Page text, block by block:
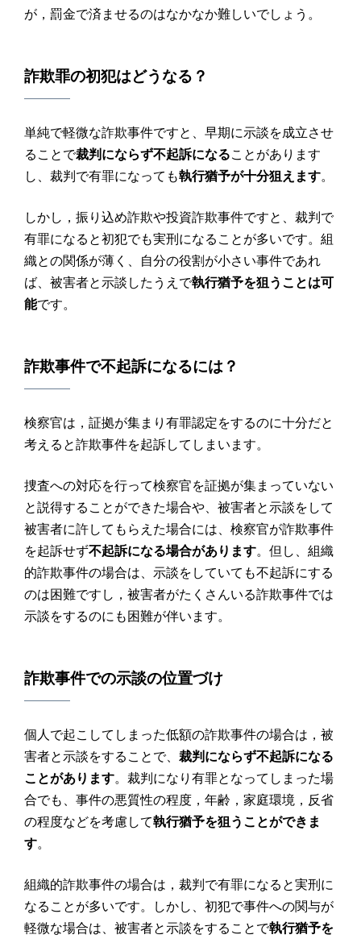
が，罰金で済ませるのはなかなか難しいでしょう。
詐欺罪の初犯はどうなる？
単純で軽微な詐欺事件ですと、早期に示談を成立させ
ることで裁判にならず不起訴になることがあります
し、裁判で有罪になっても執行猶予が十分狙えます。
しかし，振り込め詐欺や投資詐欺事件ですと、裁判で
有罪になると初犯でも実刑になることが多いです。組
織との関係が薄く、自分の役割が小さい事件であれ
ば、被害者と示談したうえで執行猶予を狙うことは可
能です。
詐欺事件で不起訴になるには？
検察官は，証拠が集まり有罪認定をするのに十分だと
考えると詐欺事件を起訴してしまいます。
捜査への対応を行って検察官を証拠が集まっていない
と説得することができた場合や、被害者と示談をして
被害者に許してもらえた場合には、検察官が詐欺事件
を起訴せず不起訴になる場合があります。但し、組織
的詐欺事件の場合は、示談をしていても不起訴にする
のは困難ですし，被害者がたくさんいる詐欺事件では
示談をするのにも困難が伴います。
詐欺事件での示談の位置づけ
個人で起こしてしまった低額の詐欺事件の場合は，被
害者と示談をすることで、 裁判にならず不起訴になる
ことがあります。裁判になり有罪となってしまった場
合でも、事件の悪質性の程度，年齢，家庭環境，反省
の程度などを考慮して執行猶予を狙うことができま
す。
組織的詐欺事件の場合は，裁判で有罪になると実刑に
なることが多いです。しかし、初犯で事件への関与が
軽微な場合は、被害者と示談をすることで執行猶予を